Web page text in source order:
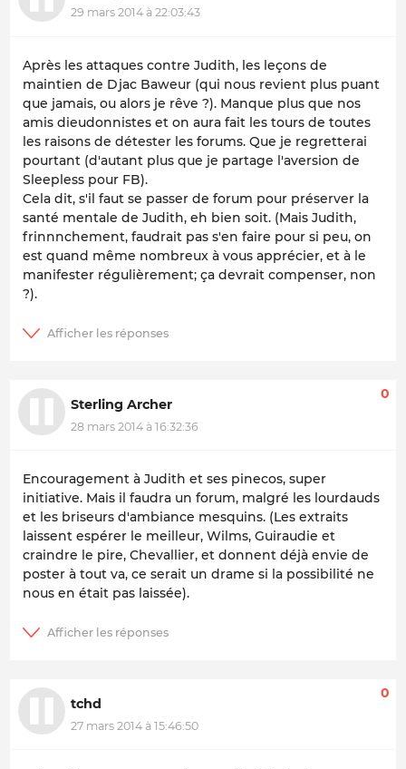
29 mars 2014 à 22:03:43
Après les attaques contre Judith, les leçons de
maintien de Djac Baweur (qui nous revient plus puant
que jamais, ou alors je rêve ?). Manque plus que nos
amis dieudonnistes et on aura fait les tours de toutes
les raisons de détester les forums. Que je regretterai
pourtant (d'autant plus que je partage l'aversion de
Sleepless pour FB).
Cela dit, s'il faut se passer de forum pour préserver la
santé mentale de Judith, eh bien soit. (Mais Judith,
frinnnchement, faudrait pas s'en faire pour si peu, on
est quand même nombreux à vous apprécier, et à le
manifester régulièrement; ça devrait compenser, non
?).
Sterling Archer
28 mars 2014 à 16:32:36
0
Encouragement à Judith et ses pinecos, super
initiative. Mais il faudra un forum, malgré les lourdauds
et les briseurs d'ambiance mesquins. (Les extraits
laissent espérer le meilleur, Wilms, Guiraudie et
craindre le pire, Chevallier, et donnent déjà envie de
poster à tout va, ce serait un drame si la possibilité ne
nous en était pas laissée).
tchd
27 mars 2014 à 15:46:50
0